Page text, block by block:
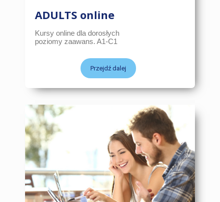
ADULTS online
Kursy online dla dorosłych
poziomy zaawans. A1-C1
Przejdź dalej